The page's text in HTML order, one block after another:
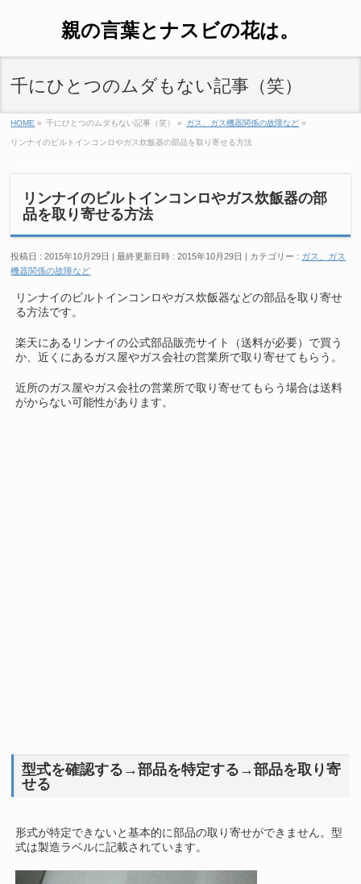
親の言葉とナスビの花は。
千にひとつのムダもない記事（笑）
HOME » 千にひとつのムダもない記事（笑） » ガス、ガス機器関係の故障など »
リンナイのビルトインコンロやガス炊飯器の部品を取り寄せる方法
リンナイのビルトインコンロやガス炊飯器の部
品を取り寄せる方法
投稿日 : 2015年10月29日 最終更新日時 : 2015年10月29日 カテゴリー : ガス、ガス
機器関係の故障など
リンナイのビルトインコンロやガス炊飯器などの部品を取り寄せ
る方法です。
楽天にあるリンナイの公式部品販売サイト（送料が必要）で買う
か、近くにあるガス屋やガス会社の営業所で取り寄せてもらう。
近所のガス屋やガス会社の営業所で取り寄せてもらう場合は送料
がからない可能性があります。
型式を確認する→部品を特定する→部品を取り寄
せる
形式が特定できないと基本的に部品の取り寄せができません。型
式は製造ラベルに記載されています。